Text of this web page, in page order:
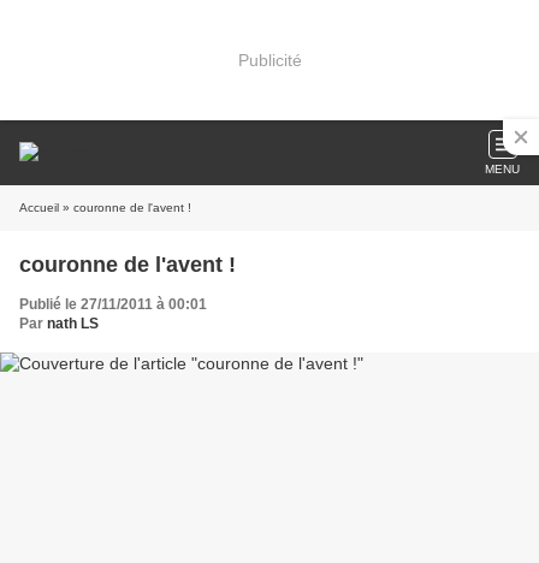
Publicité
MENU
Accueil » couronne de l'avent !
couronne de l'avent !
Publié le 27/11/2011 à 00:01
Par nath LS